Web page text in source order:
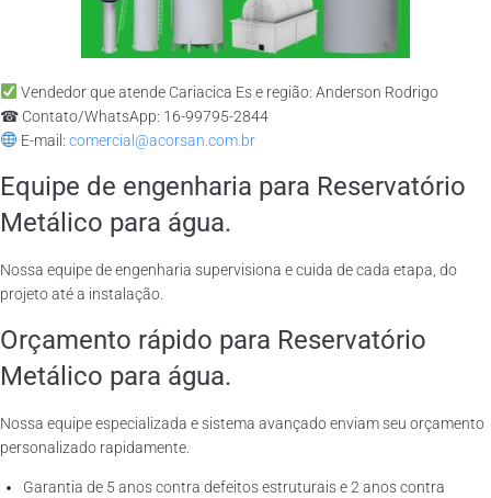
Vendedor que atende Cariacica Es e região: Anderson Rodrigo
☎ Contato/WhatsApp: 16-99795-2844
E-mail: comercial@acorsan.com.br
Equipe de engenharia para Reservatório
Metálico para água.
Nossa equipe de engenharia supervisiona e cuida de cada etapa, do
projeto até a instalação.
Orçamento rápido para Reservatório
Metálico para água.
Nossa equipe especializada e sistema avançado enviam seu orçamento
personalizado rapidamente.
Garantia de 5 anos contra defeitos estruturais e 2 anos contra